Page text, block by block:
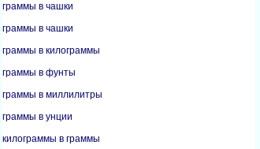
граммы в чашки
граммы в чашки
граммы в килограммы
граммы в фунты
граммы в миллилитры
граммы в унции
килограммы в граммы